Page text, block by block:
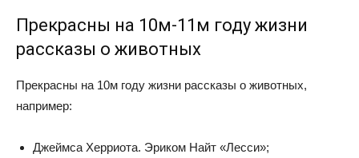
Прекрасны на 10м-11м году жизни
рассказы о животных
Прекрасны на 10м году жизни рассказы о животных,
например:
Джеймса Херриота. Эриком Найт «Лесси»;